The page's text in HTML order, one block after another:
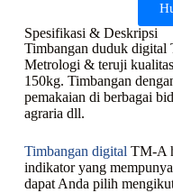
Spesifikasi & Deskripsi
Timbangan duduk digital
Metrologi & teruji
150kg. Timbangan
pemakaian di berbagai
agraria dll.
Timbangan digital TM-A
indikator yang
dapat Anda pilih